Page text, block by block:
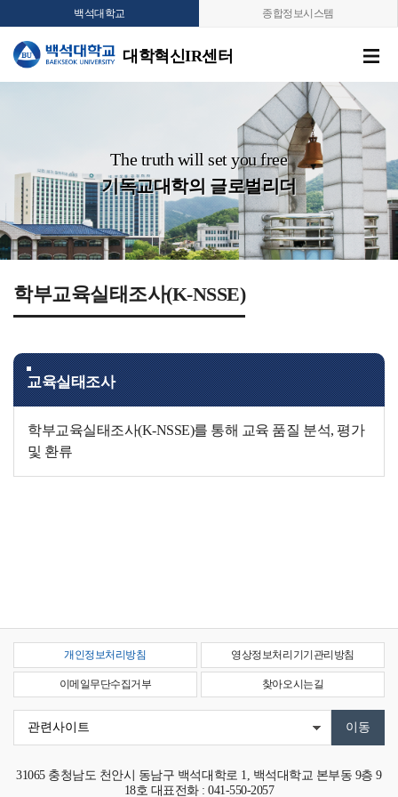
백석대학교 종합정보시스템
대학혁신IR센터
The truth will set you free
기독교대학의 글로벌리더
학부교육실태조사(K-NSSE)
교육실태조사
학부교육실태조사(K-NSSE)를 통해 교육 품질 분석, 평가
및 환류
개인정보처리방침 영상정보처리기기관리방침
이메일무단수집거부 찾아오시는길
31065 충청남도 천안시 동남구 백석대학로 1, 백석대학교 본부동 9층 9
18호 대표전화 : 041-550-2057